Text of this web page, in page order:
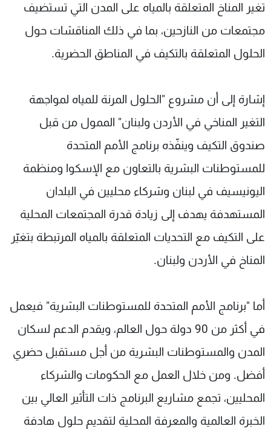
تغير المناخ المتعلقة بالمياه على المدن التي تستضيف
مجتمعات من النازحين، بما في ذلك المناقشات حول
الحلول المتعلقة بالتكيف في المناطق الحضرية.
إشارة إلى أن مشروع "الحلول المرنة للمياه لمواجهة
التغير المناخي في الأردن ولبنان" الممول من قبل
صندوق التكيف وينفّذه برنامج الأمم المتحدة
للمستوطنات البشرية بالتعاون مع الإسكوا ومنظمة
اليونيسيف في لبنان وشركاء محليين في البلدان
المستهدفة يهدف إلى زيادة قدرة المجتمعات المحلية
على التكيف مع التحديات المتعلقة بالمياه المرتبطة بتغيّر
المناخ في الأردن ولبنان.
أما "برنامج الأمم المتحدة للمستوطنات البشرية" فيعمل
في أكثر من 90 دولة حول العالم، ويقدم الدعم لسكان
المدن والمستوطنات البشرية من أجل مستقبل حضري
أفضل. ومن خلال العمل مع الحكومات والشركاء
المحليين، تجمع مشاريع البرنامج ذات التأثير العالي بين
الخبرة العالمية والمعرفة المحلية لتقديم حلول هادفة